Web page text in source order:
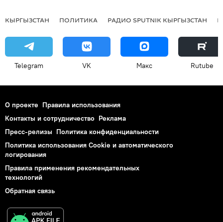
КЫРГЫЗСТАН ПОЛИТИКА РАДИО SPUTNIK КЫРГЫЗСТАН
Telegram VK Макс Rutube
О проекте Правила использования
Контакты и сотрудничество Реклама
Пресс-релизы Политика конфиденциальности
Политика использования Cookie и автоматического
логирования
Правила применения рекомендательных
технологий
Обратная связь